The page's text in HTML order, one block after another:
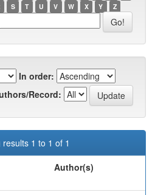
S T U V W X Y Z
In order:
Record:
results 1 to 1 of 1
Author(s)